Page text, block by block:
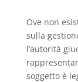
Ove non
sulla
l’autorità
soggetto è